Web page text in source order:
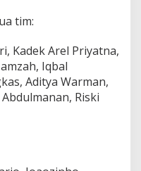
tim:
Kadek Arel Priyatna,
Iqbal
Aditya Warman,
Riski